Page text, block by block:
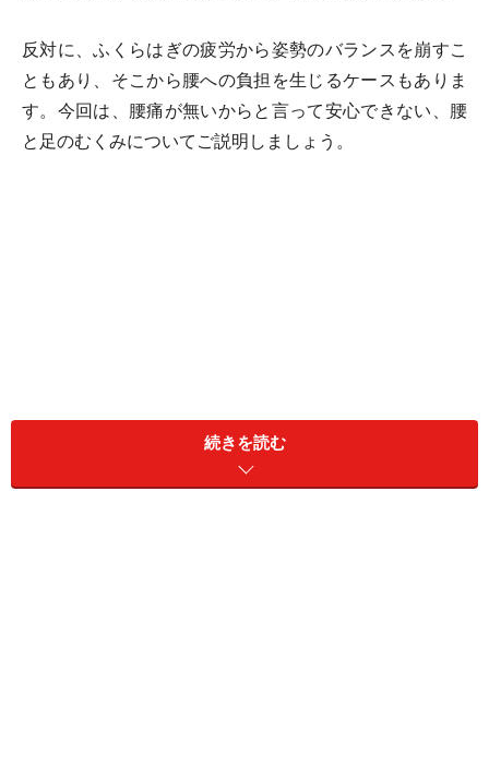
反対に、ふくらはぎの疲労から姿勢のバランスを崩すこ
ともあり、そこから腰への負担を生じるケースもありま
す。今回は、腰痛が無いからと言って安心できない、腰
と足のむくみについてご説明しましょう。
続きを読む